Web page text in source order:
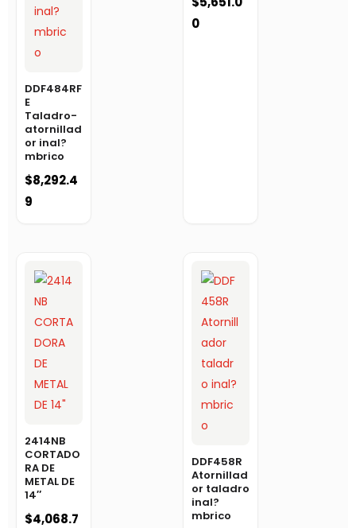
DDF484RF
E
Taladro-
atornillad
or inal?
mbrico
$8,292.4
9
0
2414NB
CORTADO
RA DE
METAL DE
14″
$4,068.7
DDF458R
Atornillad
or taladro
inal?
mbrico